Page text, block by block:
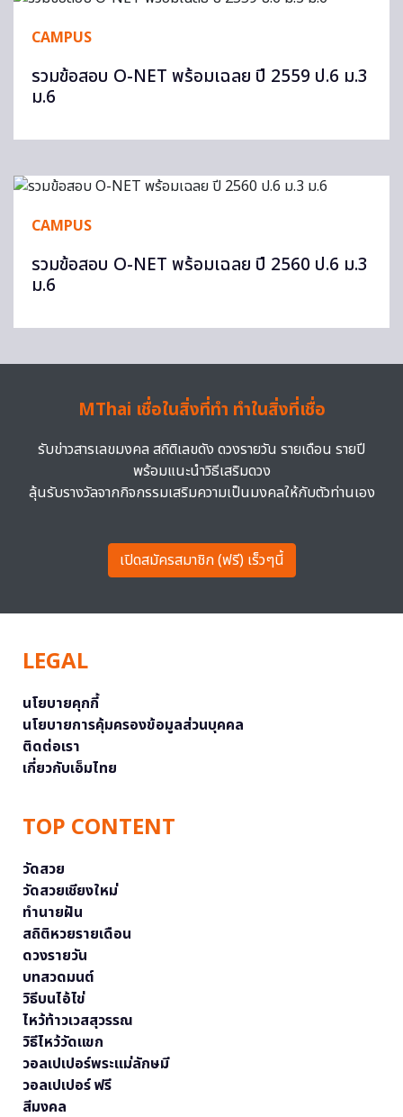
CAMPUS
รวมข้อสอบ O-NET พร้อมเฉลย ปี 2559 ป.6 ม.3
ม.6
CAMPUS
รวมข้อสอบ O-NET พร้อมเฉลย ปี 2560 ป.6 ม.3
ม.6
MThai เชื่อในสิ่งที่ทำ ทำในสิ่งที่เชื่อ
รับข่าวสารเลขมงคล สถิติเลขดัง ดวงรายวัน รายเดือน รายปี
พร้อมแนะนำวิธีเสริมดวง
ลุ้นรับรางวัลจากกิจกรรมเสริมความเป็นมงคลให้กับตัวท่านเอง
เปิดสมัครสมาชิก (ฟรี) เร็วๆนี้
LEGAL
นโยบายคุกกี้
นโยบายการคุ้มครองข้อมูลส่วนบุคคล
ติดต่อเรา
เกี่ยวกับเอ็มไทย
TOP CONTENT
วัดสวย
วัดสวยเชียงใหม่
ทำนายฝัน
สถิติหวยรายเดือน
ดวงรายวัน
บทสวดมนต์
วิธีบนไอ้ไข่
ไหว้ท้าวเวสสุวรรณ
วิธีไหว้วัดแขก
วอลเปเปอร์พระแม่ลักษมี
วอลเปเปอร์ ฟรี
สีมงคล